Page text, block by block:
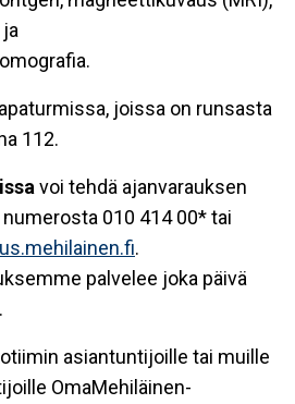
joissa on runsasta
112.
voi tehdä ajanvarauksen
010 414 00* tai
.
palvelee joka päivä
asiantuntijoille tai muille
OmaMehiläinen-